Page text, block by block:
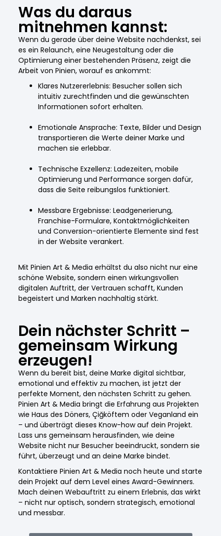
Was du daraus
mitnehmen kannst:
Wenn du gerade über deine Website nachdenkst, sei
es ein Relaunch, eine Neugestaltung oder die
Optimierung einer bestehenden Präsenz, zeigt die
Arbeit von Pinien, worauf es ankommt:
Klares Nutzererlebnis: Besucher sollen sich
intuitiv zurechtfinden und die gewünschten
Informationen sofort erhalten.
Emotionale Ansprache: Texte, Bilder und Design
transportieren die Werte deiner Marke und
machen sie erlebbar.
Technische Exzellenz: Ladezeiten, mobile
Optimierung und Performance sorgen dafür,
dass die Seite reibungslos funktioniert.
Messbare Ergebnisse: Leadgenerierung,
Franchise-Formulare, Kontaktmöglichkeiten
und Conversion-orientierte Elemente sind fest
in der Website verankert.
Mit Pinien Art & Media erhältst du also nicht nur eine
schöne Website, sondern einen wirkungsvollen
digitalen Auftritt, der Vertrauen schafft, Kunden
begeistert und Marken nachhaltig stärkt.
Dein nächster Schritt –
gemeinsam Wirkung
erzeugen!
Wenn du bereit bist, deine Marke digital sichtbar,
emotional und effektiv zu machen, ist jetzt der
perfekte Moment, den nächsten Schritt zu gehen.
Pinien Art & Media bringt die Erfahrung aus Projekten
wie Haus des Döners, Çiğköftem oder Veganland ein
– und überträgt dieses Know-how auf dein Projekt.
Lass uns gemeinsam herausfinden, wie deine
Website nicht nur Besucher beeindruckt, sondern sie
führt, überzeugt und an deine Marke bindet.
Kontaktiere Pinien Art & Media noch heute und starte
dein Projekt auf dem Level eines Award-Gewinners.
Mach deinen Webauftritt zu einem Erlebnis, das wirkt
– nicht nur optisch, sondern strategisch, emotional
und messbar.